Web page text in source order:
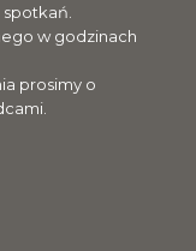
w godzinach
prosimy o